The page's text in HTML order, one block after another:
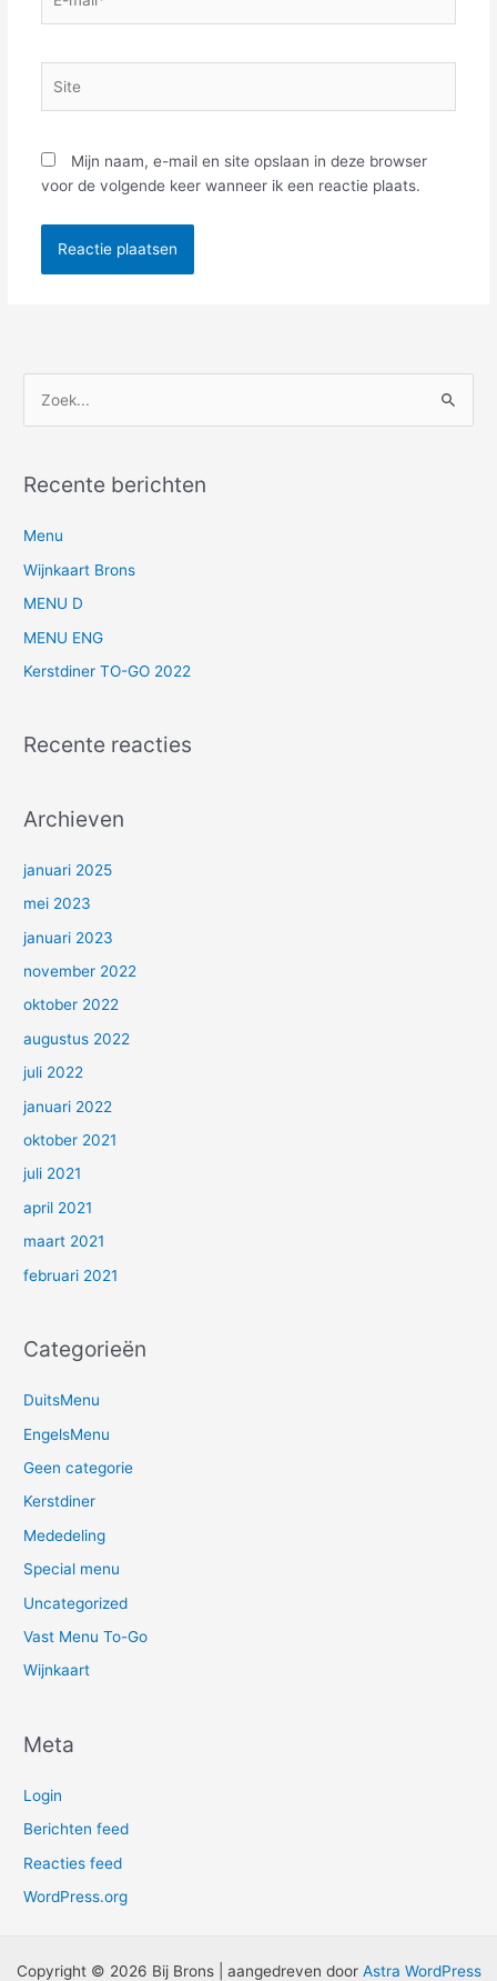
mail*
Mijn naam, e-mail en site opslaan in deze browser
voor de volgende keer wanneer ik een reactie plaats.
k
r
:
Recente berichten
Menu
Wijnkaart Brons
MENU D
MENU ENG
Kerstdiner TO-GO 2022
Recente reacties
Archieven
januari 2025
mei 2023
januari 2023
november 2022
oktober 2022
augustus 2022
juli 2022
januari 2022
oktober 2021
juli 2021
april 2021
maart 2021
februari 2021
Categorieën
DuitsMenu
EngelsMenu
Geen categorie
Kerstdiner
Mededeling
Special menu
Uncategorized
Vast Menu To-Go
Wijnkaart
Meta
Login
Berichten feed
Reacties feed
WordPress.org
Copyright © 2026 Bij Brons | aangedreven door Astra WordPress